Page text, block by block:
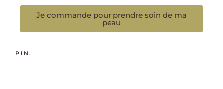
Je commande pour prendre soin de ma
peau
PIN.